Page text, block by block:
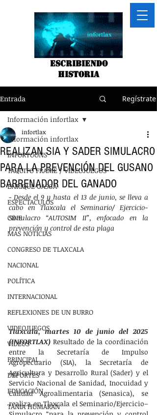
Escribiendo
historia
Entrada Regístrate
Información infortlax
INFORTOONS
TAQUITO FRAME / VIDEOJUEGOS
ENRIQUE GASGA
ESPECTACULOS
CINE
MÁS NOTÍCIAS
CONGRESO DE TLAXCALA
NACIONAL
POLÍTICA
INTERNACIONAL
REFLEXIONES DE UN BURRO
VIDEOJUEGOS
VIDEOS
PRINCIPAL
DEPORTES
EDUCACIÓN
TANIA HUMARAN
Información infortlax
REALIZAN SIA Y SADER SIMULACRO
PARA LA PREVENCIÓN DEL GUSANO
BARRENADOR DEL GANADO
infortlax
- Desde el 9 y hasta el 13 de junio, se lleva a
cabo en Tlaxcala el Seminario/ Ejercicio-
Simulacro “AUTOSIM II”, enfocado en la
prevención y control de esta plaga
Tlaxcala, martes 10 de junio del 2025
(INFORTLAX) Resultado de la coordinación
entre la Secretaría de Impulso
Agropecuario (SIA), la Secretaría de
Agricultura y Desarrollo Rural (Sader) y el
Servicio Nacional de Sanidad, Inocuidad y
Calidad Agroalimentaria (Senasica), se
realiza en Tlaxcala el Seminario/Ejercicio–